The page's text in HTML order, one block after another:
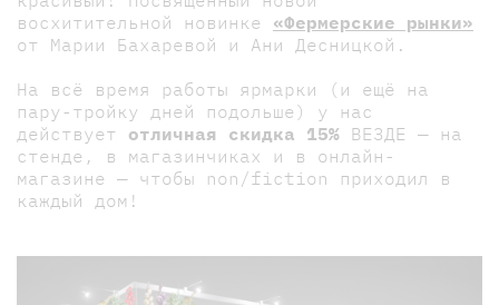
восхитительной новинке «Фермерские рынки»
от Марии Бахаревой и Ани Десницкой.
На всё время работы ярмарки (и ещё на
пару-тройку дней подольше) у нас
действует отличная скидка 15% ВЕЗДЕ — на
стенде, в магазинчиках и в онлайн-
магазине — чтобы nоn/fiction приходил в
каждый дом!